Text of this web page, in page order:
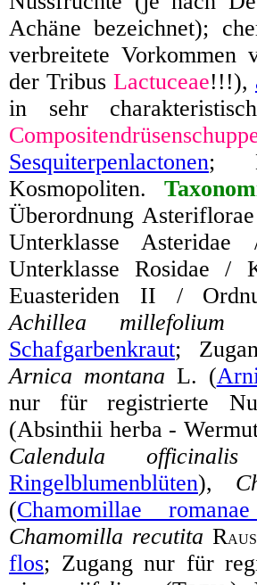
Achäne bezeichnet);
verbreitete Vorkommen
der Tribus Lactuceae!!!),
in sehr
Sesquiterpenlactonen;
Kosmopoliten.
Überordnung
Unterklasse
Unterklasse Rosidae /
Euasteriden II /
Achillea millefolium
Schafgarbenkraut;
Arnica montana L. (
nur für registrierte
(Absinthii herba -
Calendula officinalis
Ringelblumenblüten),
(Chamomillae
Chamomilla recutita R
flos; Zugang nur für